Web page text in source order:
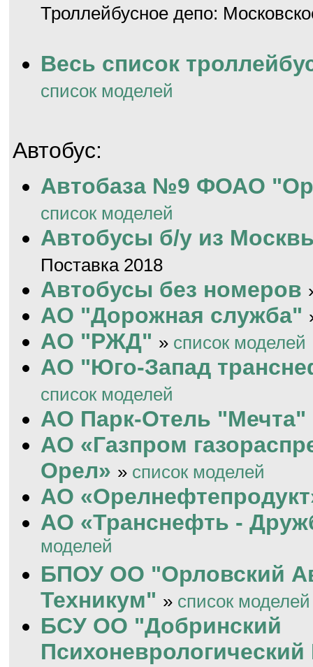
Троллейбусное депо:
Весь список
список моделей
Автобус:
Автобаза №9 ФОАО
список моделей
Автобусы б/у из
Поставка 2018
Автобусы без номеров
АО "Дорожная служба"
АО "РЖД" » список моделей
АО "Юго-Запад
список моделей
АО Парк-Отель "Мечта"
АО «Газпром
Орел» » список моделей
АО
АО «Транснефть -
моделей
БПОУ ОО "Орловский
Техникум" » список моделей
БСУ ОО "Добринский
Психоневрологический